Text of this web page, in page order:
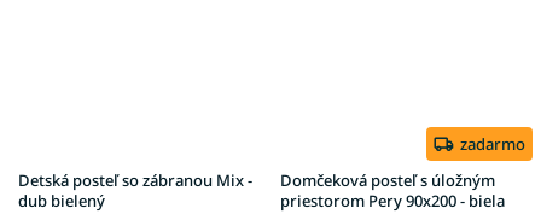
Detská posteľ so zábranou Mix -
dub bielený
zadarmo
Domčeková posteľ s úložným
priestorom Pery 90x200 - biela